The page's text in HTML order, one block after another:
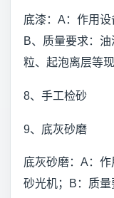
底漆：A：作用设
B、质量要求：
粒、起泡离层等现
8、手工检砂
9、底灰砂磨
底灰砂磨：A：
砂光机；B：质